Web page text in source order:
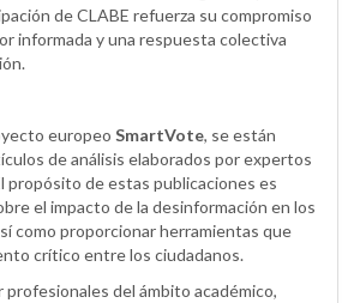
de CLABE refuerza su compromiso
informada y una respuesta colectiva
europeo SmartVote, se están
de análisis elaborados por expertos
propósito de estas publicaciones es
el impacto de la desinformación en los
como proporcionar herramientas que
crítico entre los ciudadanos.
del ámbito académico,